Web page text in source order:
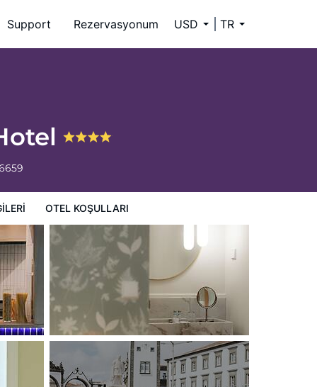
Support Rezervasyonum USD TR
OTEL KOŞULLARI